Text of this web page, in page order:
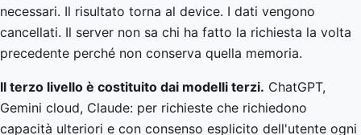
necessari. Il risultato torna al device. I dati vengono
cancellati. Il server non sa chi ha fatto la richiesta la volta
precedente perché non conserva quella memoria.
Il terzo livello è costituito dai modelli terzi. ChatGPT,
Gemini cloud, Claude: per richieste che richiedono
capacità ulteriori e con consenso esplicito dell'utente ogni